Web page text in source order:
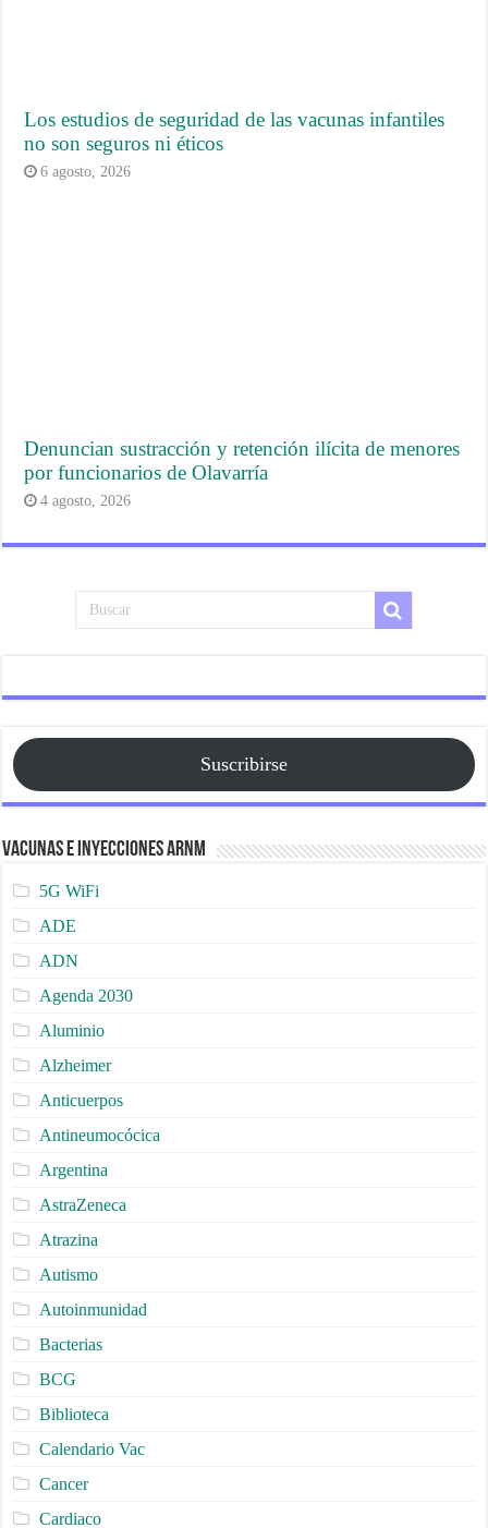
Los estudios de seguridad de las vacunas infantiles
no son seguros ni éticos
6 agosto, 2026
Denuncian sustracción y retención ilícita de menores
por funcionarios de Olavarría
4 agosto, 2026
Suscribirse
Vacunas e Inyecciones ARNm
5G WiFi
ADE
ADN
Agenda 2030
Aluminio
Alzheimer
Anticuerpos
Antineumocócica
Argentina
AstraZeneca
Atrazina
Autismo
Autoinmunidad
Bacterias
BCG
Biblioteca
Calendario Vac
Cancer
Cardiaco